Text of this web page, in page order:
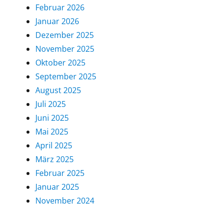
Februar 2026
Januar 2026
Dezember 2025
November 2025
Oktober 2025
September 2025
August 2025
Juli 2025
Juni 2025
Mai 2025
April 2025
März 2025
Februar 2025
Januar 2025
November 2024